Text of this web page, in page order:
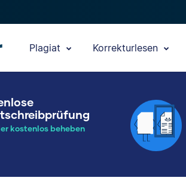
Plagiat Korrekturlesen
kostenlos beheben